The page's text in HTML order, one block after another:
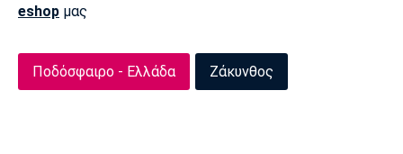
eshop μας
Ποδόσφαιρο - Ελλάδα Ζάκυνθος